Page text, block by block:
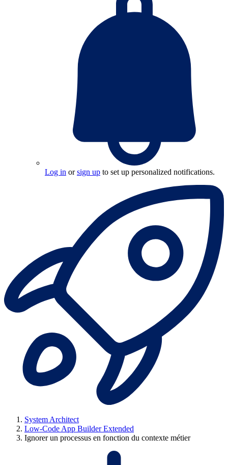
Log in orsign up to set up personalized notifications.
System Architect
Low-Code App Builder Extended
Ignorer un processus en fonction du contexte métier